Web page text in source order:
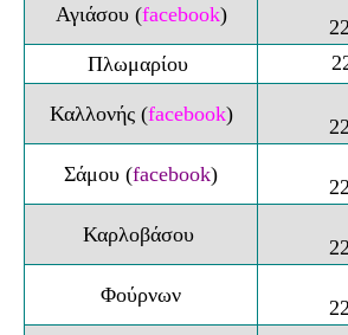
Αγιάσου (facebook)
Πλωμαρίου
Καλλονής(facebook)
Σάμου (facebook)
Καρλοβάσου
Φούρνων